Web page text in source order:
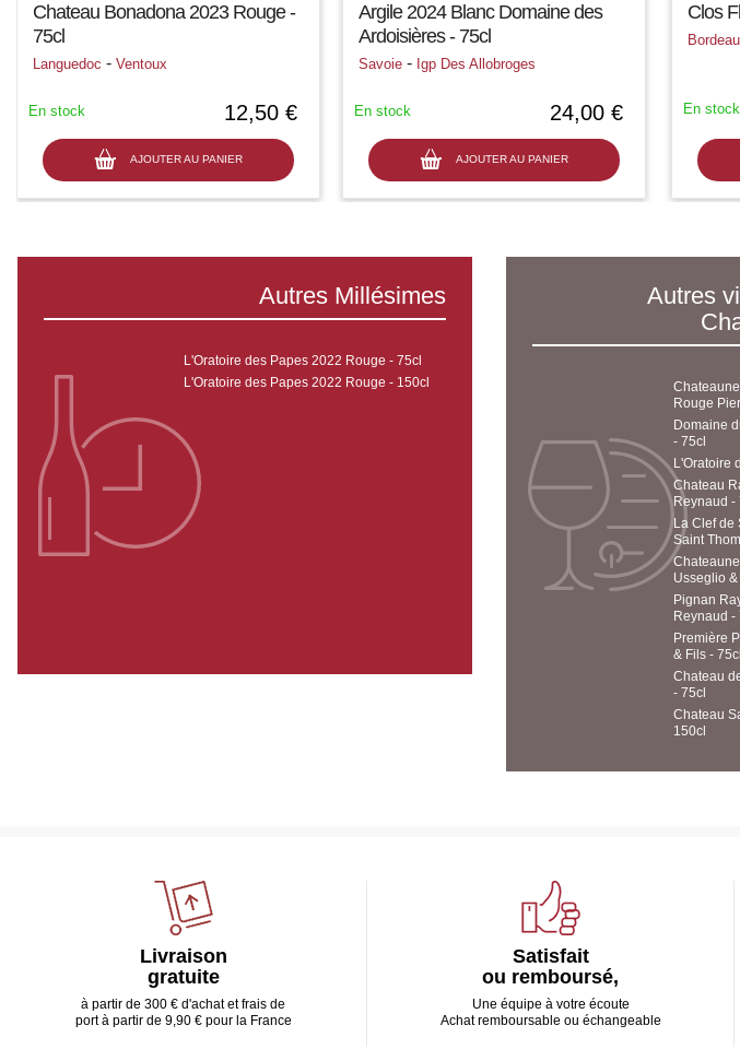
Chateau Bonadona 2023 Rouge -
75cl
Languedoc - Ventoux
12,50 €
AJOUTER AU PANIER
En stock
Argile 2024 Blanc Domaine des
Ardoisières - 75cl
Savoie - Igp Des Allobroges
24,00 €
AJOUTER AU PANIER
En stock
Clos
En stock
Autres Millésimes
L'Oratoire des Papes 2022 Rouge - 75cl
L'Oratoire des Papes 2022 Rouge - 150cl
Autres
Rouge
Domaine
- 75cl
L'Oratoire
Chateau
Reynaud -
La Clef de
Saint
Usseglio &
Pignan
Reynaud -
Première
& Fils - 75cl
Chateau
- 75cl
Chateau
150cl
Livraison
gratuite
à partir de 300 € d'achat et frais de
port à partir de 9,90 € pour la France
Satisfait
ou remboursé,
Une équipe à votre écoute
Achat remboursable ou échangeable